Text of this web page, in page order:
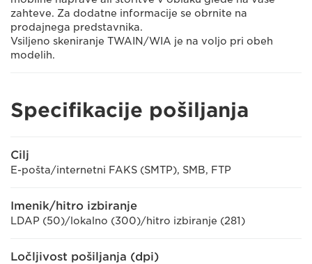
zahteve. Za dodatne informacije se obrnite na
prodajnega predstavnika.
Vsiljeno skeniranje TWAIN/WIA je na voljo pri obeh
modelih.
Specifikacije pošiljanja
Cilj
E-pošta/internetni FAKS (SMTP), SMB, FTP
Imenik/hitro izbiranje
LDAP (50)/lokalno (300)/hitro izbiranje (281)
Ločljivost pošiljanja (dpi)